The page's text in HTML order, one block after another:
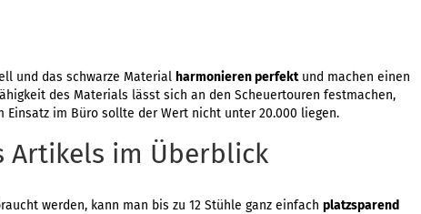
und das schwarze Material harmonieren perfektund machen einen
des Materials lässt sich an den Scheuertouren festmachen,
Einsatz im Büro sollte der Wert nicht unter 20.000 liegen.
Artikels im Überblick
werden, kann man bis zu 12 Stühle ganz einfach platzsparend